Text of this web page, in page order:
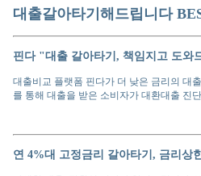
대출갈아타기해드립니다
핀다 "대출 갈아타기, 책임지고 도
대출비교 플랫폼 핀다가 더 낮은 금리의 대
를 통해 대출을 받은 소비자가 대환대출 진
연 4%대 고정금리 갈아타기, 금리상